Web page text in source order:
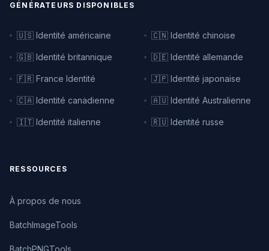
GÉNÉRATEURS DISPONIBLES
🇺🇸 Identité américaine 🇨🇳 Identité chinoise
🇬🇧 Identité britannique 🇩🇪 Identité allemande
🇫🇷 France Identité 🇯🇵 Identité japonaise
🇨🇦 Identité canadienne 🇦🇺 Identité Australienne
🇮🇹 Identité italienne 🇷🇺 Identité russe
RESSOURCES
À propos de nous
BatchImageTools
BatchPNGTools